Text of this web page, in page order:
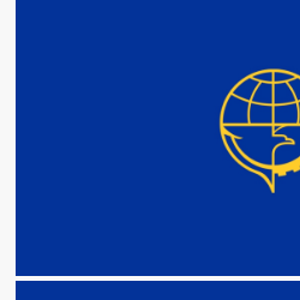
DETAIL